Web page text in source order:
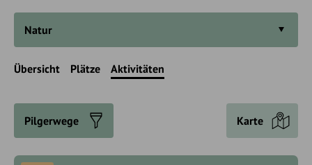
Natur
Übersicht Plätze Aktivitäten
Pilgerwege Karte